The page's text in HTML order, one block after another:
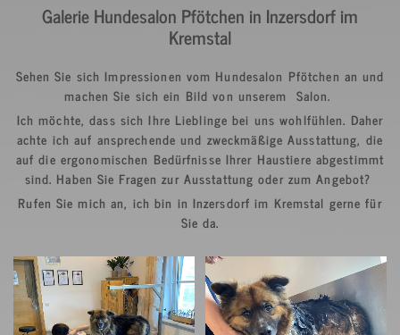
Galerie Hundesalon Pfötchen in Inzersdorf im
Kremstal
Sehen Sie sich Impressionen vom Hundesalon Pfötchen an und
machen Sie sich ein Bild von unserem Salon.
Ich möchte, dass sich Ihre Lieblinge bei uns wohlfühlen. Daher
achte ich auf ansprechende und zweckmäßige Ausstattung, die
auf die ergonomischen Bedürfnisse Ihrer Haustiere abgestimmt
sind. Haben Sie Fragen zur Ausstattung oder zum Angebot?
Rufen Sie mich an, ich bin in Inzersdorf im Kremstal gerne für
Sie da.